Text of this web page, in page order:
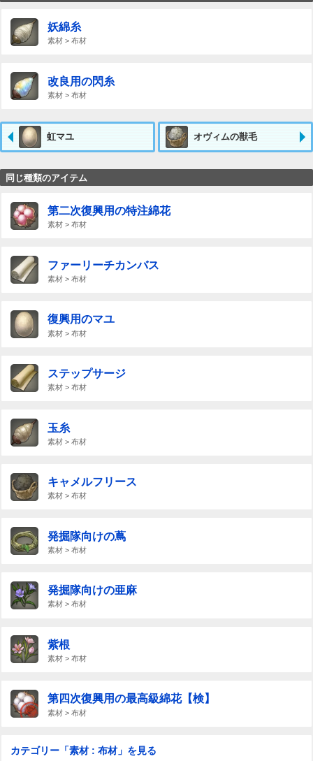
妖綿糸
素材 > 布材
改良用の閃糸
素材 > 布材
虹マユ オヴィムの獣毛
同じ種類のアイテム
第二次復興用の特注綿花
素材 > 布材
ファーリーチカンバス
素材 > 布材
復興用のマユ
素材 > 布材
ステップサージ
素材 > 布材
玉糸
素材 > 布材
キャメルフリース
素材 > 布材
発掘隊向けの蔦
素材 > 布材
発掘隊向けの亜麻
素材 > 布材
紫根
素材 > 布材
第四次復興用の最高級綿花【検】
素材 > 布材
カテゴリー「素材 : 布材」を見る